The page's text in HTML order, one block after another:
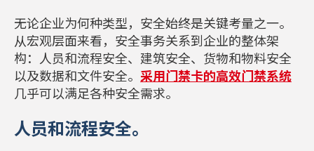
无论企业为何种类型，安全始终是关键考量之一。
从宏观层面来看，安全事务关系到企业的整体架
构：人员和流程安全、建筑安全、货物和物料安全
以及数据和文件安全。 采用门禁卡的高效门禁系统
几乎可以满足各种安全需求。
人员和流程安全。